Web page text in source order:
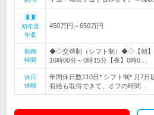
初年度
年収
450万円～650万円
勤務
時間
◆◇交替制（シフト制）◆◇【朝】
16時00分～0時15分【夜】0時0…
休日
休暇
年間休日数110日* シフト制* 月7
有給も取得できて、オフの時間…